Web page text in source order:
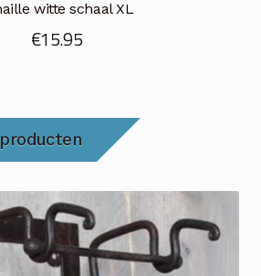
witte schaal XL
€15.95